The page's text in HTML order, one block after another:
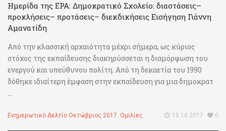
Ημερίδα της ΕΡΑ: Δημοκρατικό Σχολείο: διαστάσεις–
προκλήσεις– προτάσεις– διεκδικήσεις Εισήγηση Γιάννη
Αμανατίδη
Από την κλασσική αρχαιότητα μέχρι σήμερα, ως κύριος
στόχος της εκπαίδευσης διακηρύσσεται η διαμόρφωση του
ενεργού και υπεύθυνου πολίτη. Από τη δεκαετία του 1990
δόθηκε ιδιαίτερη έμφαση στην εκπαίδευση για μια δημοκρατ
...
Ενημερωτικό Δελτίο Οκτώβριος 2017, Ομιλίες 15.10.2017 0